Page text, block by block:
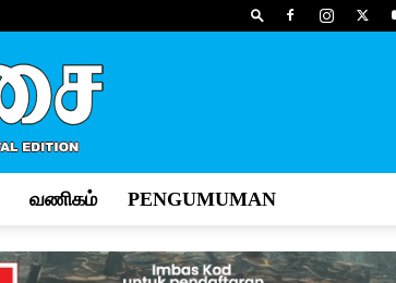
வணிகம் PENGUMUMAN